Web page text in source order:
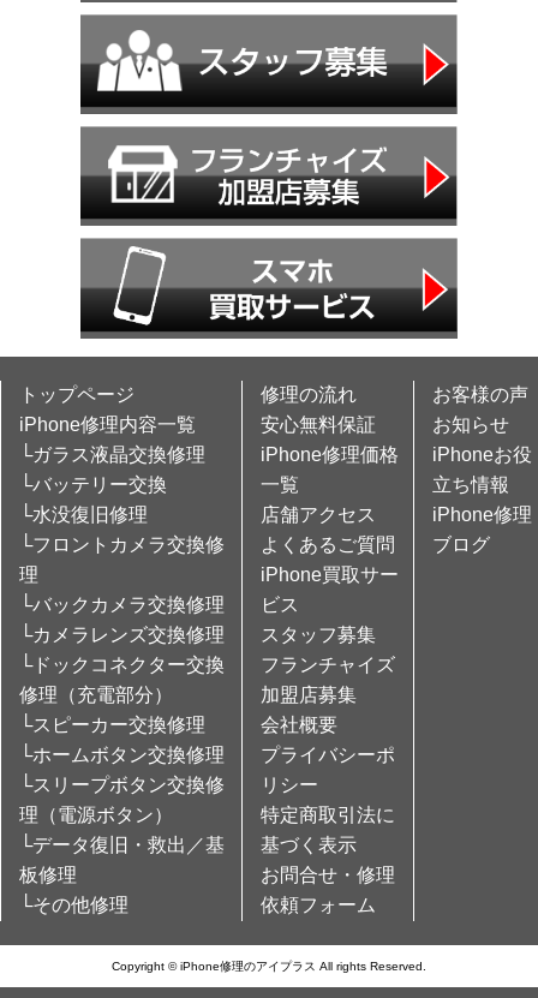
トップページ
iPhone修理内容一覧
└ガラス液晶交換修理
└バッテリー交換
└水没復旧修理
└フロントカメラ交換修
理
└バックカメラ交換修理
└カメラレンズ交換修理
└ドックコネクター交換
修理（充電部分）
└スピーカー交換修理
└ホームボタン交換修理
└スリープボタン交換修
理（電源ボタン）
└データ復旧・救出／基
板修理
└その他修理
修理の流れ
安心無料保証
iPhone修理価格
一覧
店舗アクセス
よくあるご質問
iPhone買取サー
ビス
スタッフ募集
フランチャイズ
加盟店募集
会社概要
プライバシーポ
リシー
特定商取引法に
基づく表示
お問合せ・修理
依頼フォーム
お客様の声
お知らせ
iPhoneお役
立ち情報
iPhone修理
ブログ
Copyright © iPhone修理のアイプラス All rights Reserved.